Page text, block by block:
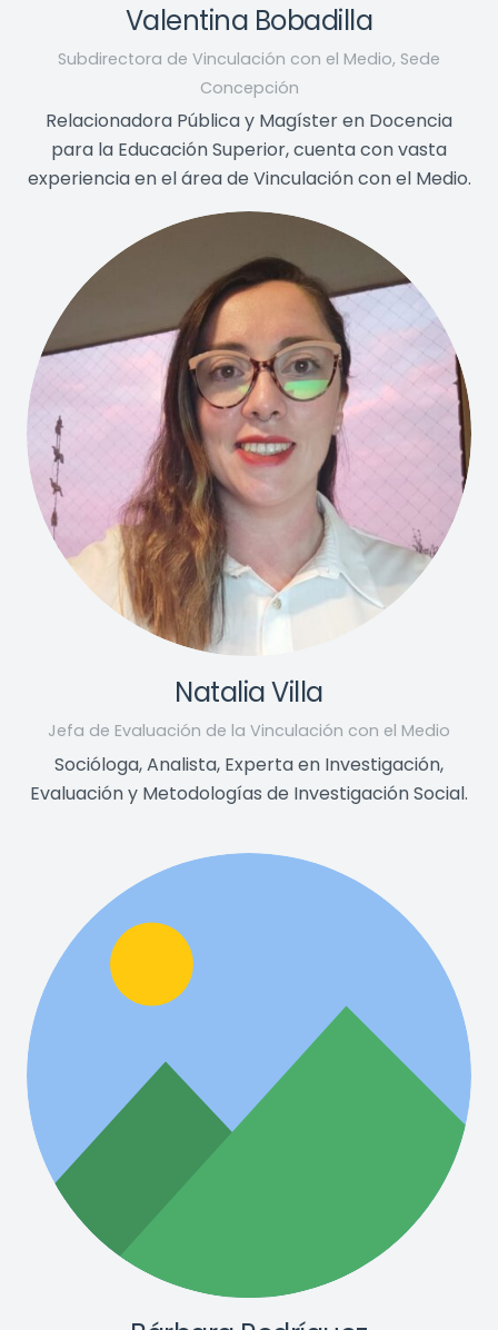
Valentina Bobadilla
Subdirectora de Vinculación con el Medio, Sede
Concepción
Relacionadora Pública y Magíster en Docencia
para la Educación Superior, cuenta con vasta
experiencia en el área de Vinculación con el Medio.
Natalia Villa
Jefa de Evaluación de la Vinculación con el Medio
Socióloga, Analista, Experta en Investigación,
Evaluación y Metodologías de Investigación Social.